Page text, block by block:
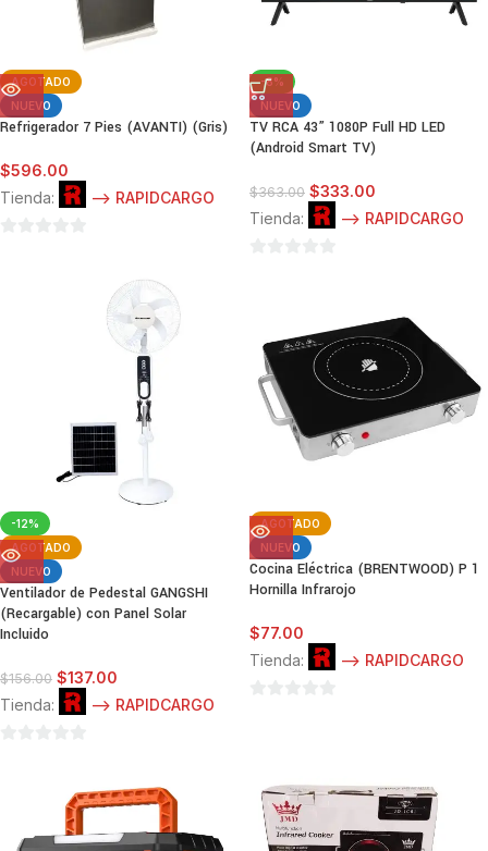
AGOTADO
NUEVO
Refrigerador 7 Pies (AVANTI) (Gris)
$596.00
Tienda:
--> RAPIDCARGO
-8%
NUEVO
TV RCA 43” 1080P Full HD LED
(Android Smart TV)
$363.00 $333.00
Tienda:
--> RAPIDCARGO
-12%
AGOTADO
NUEVO
Ventilador de Pedestal GANGSHI
(Recargable) con Panel Solar
Incluido
$156.00 $137.00
Tienda:
--> RAPIDCARGO
AGOTADO
NUEVO
Cocina Eléctrica (BRENTWOOD) P 1
Hornilla Infrarojo
$77.00
Tienda:
--> RAPIDCARGO